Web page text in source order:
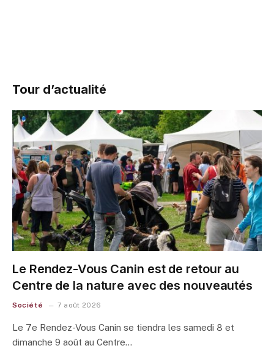
Tour d’actualité
Le Rendez-Vous Canin est de retour au
Centre de la nature avec des nouveautés
Société 7 août 2026
Le 7e Rendez-Vous Canin se tiendra les samedi 8 et
dimanche 9 août au Centre…